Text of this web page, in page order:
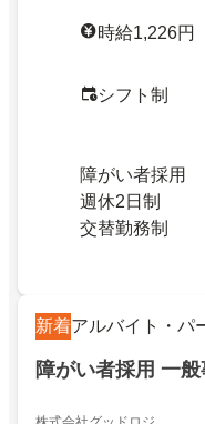
時給1,226円
シフト制
障がい者採用
週休2日制
交替勤務制
新着アルバイト・パ
障がい者採用 一